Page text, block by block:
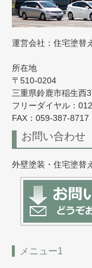
運営会社：住宅塗替
所在地
〒510-0204
三重県鈴鹿市稲生西
フリーダイヤル：
FAX：059-387-8717
お問い合わせ
外壁塗装・住宅塗替
メニュー1